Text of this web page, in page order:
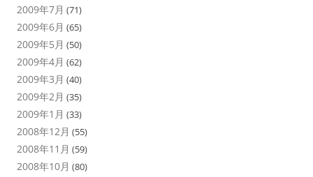
2009年7月 (71)
2009年6月 (65)
2009年5月 (50)
2009年4月 (62)
2009年3月 (40)
2009年2月 (35)
2009年1月 (33)
2008年12月 (55)
2008年11月 (59)
2008年10月 (80)